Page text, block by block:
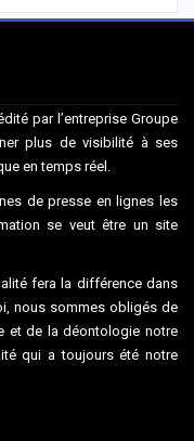
par l’entreprise Groupe
plus de visibilité à ses
en temps réel.
de presse en lignes les
se veut être un site
fera la différence dans
nous sommes obligés de
et de la déontologie notre
qui a toujours été notre